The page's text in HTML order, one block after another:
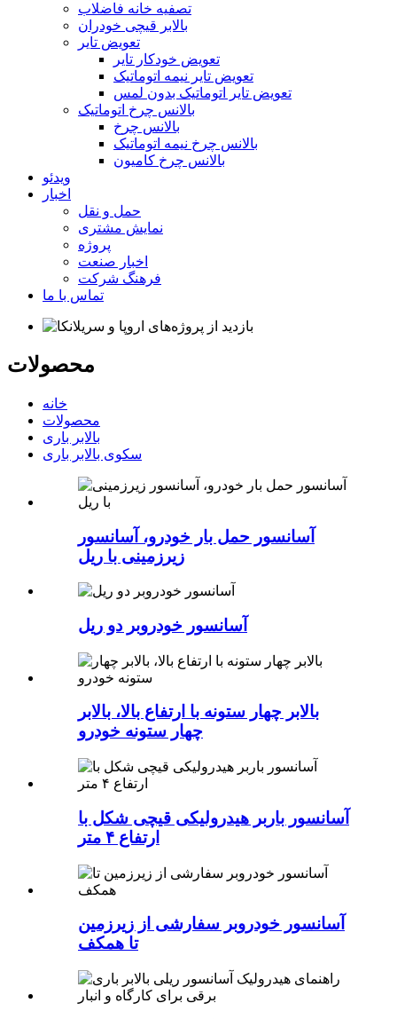
تصفیه خانه فاضلاب
بالابر قیچی خودران
تعویض تایر
تعویض خودکار تایر
تعویض تایر نیمه اتوماتیک
تعویض تایر اتوماتیک بدون لمس
بالانس چرخ اتوماتیک
بالانس چرخ
بالانس چرخ نیمه اتوماتیک
بالانس چرخ کامیون
ویدئو
اخبار
حمل و نقل
نمایش مشتری
پروژه
اخبار صنعت
فرهنگ شرکت
تماس با ما
محصولات
خانه
محصولات
بالابر باری
سکوی بالابر باری
آسانسور حمل بار خودرو، آسانسور
زیرزمینی با ریل
آسانسور خودروبر دو ریل
بالابر چهار ستونه با ارتفاع بالا، بالابر
چهار ستونه خودرو
آسانسور باربر هیدرولیکی قیچی شکل با
ارتفاع ۴ متر
آسانسور خودروبر سفارشی از زیرزمین
تا همکف